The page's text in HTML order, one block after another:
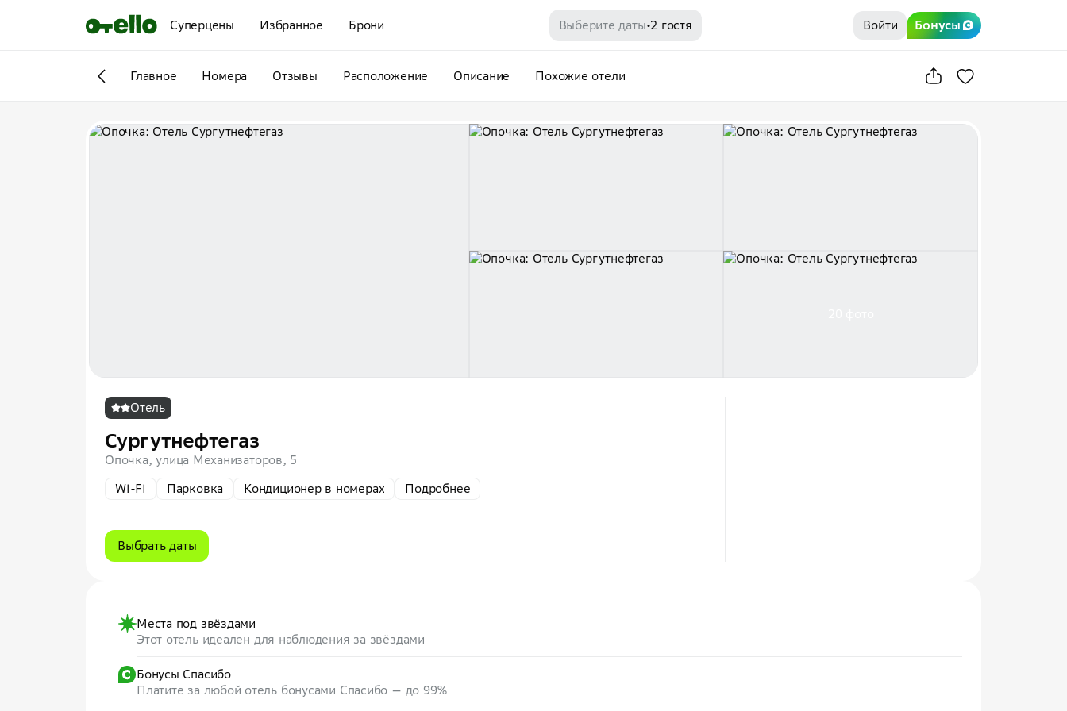
Суперцены Избранное Брони Выберите даты•2 гостя Войти Бонусы
Главное Номера Отзывы Расположение Описание Похожие отели
Отель
Сургутнефтегаз
Опочка, улица Механизаторов, 5
Wi-Fi
Парковка Кондиционер в номерах Подробнее
Выбрать даты
Места под звёздами
Этот отель идеален для наблюдения за звёздами
Бонусы Спасибо
Платите за любой отель бонусами Спасибо — до 99%